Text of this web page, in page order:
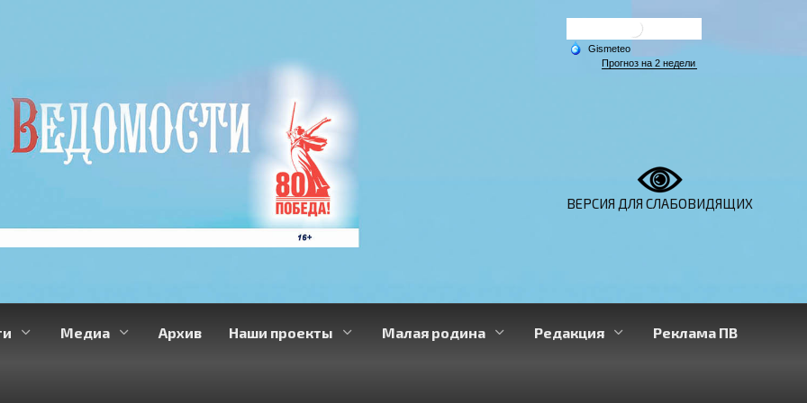
ВЕРСИЯ ДЛЯ СЛАБОВИДЯЩИХ
Медиа Архив Наши проекты Малая родина Редакция Реклама ПВ